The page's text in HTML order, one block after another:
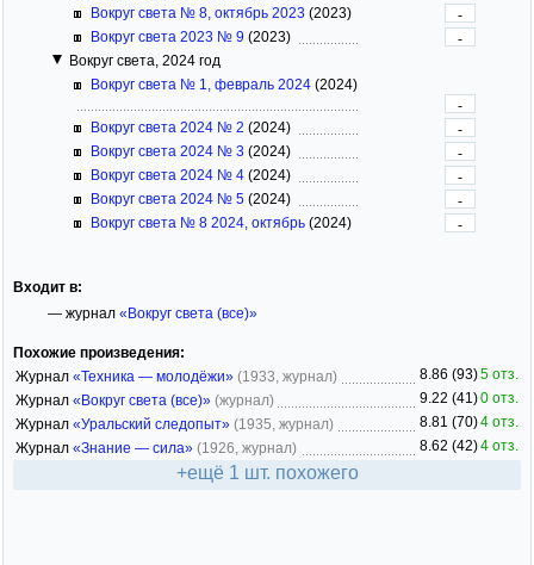
Вокруг света № 8, октябрь 2023 (2023)
-
Вокруг света 2023 № 9 (2023)
-
Вокруг света, 2024 год
Вокруг света № 1, февраль 2024 (2024)
-
Вокруг света 2024 № 2 (2024)
-
Вокруг света 2024 № 3 (2024)
-
Вокруг света 2024 № 4 (2024)
-
Вокруг света 2024 № 5 (2024)
-
Вокруг света № 8 2024, октябрь (2024) -
Входит в:
— журнал «Вокруг света (все)»
Похожие произведения:
Журнал «Техника — молодёжи» (1933, журнал) 8.86 (93)5 отз.
Журнал «Вокруг света (все)» (журнал) 9.22 (41)0 отз.
Журнал «Уральский следопыт» (1935, журнал) 8.81 (70)4 отз.
Журнал «Знание — сила» (1926, журнал) 8.62 (42)4 отз.
+ещё 1 шт. похожего